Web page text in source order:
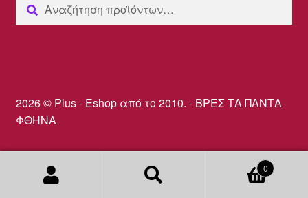
για:
2026 © Plus - Eshop από το 2010. - ΒΡΕΣ ΤΑ ΠΑΝΤΑ
ΦΘΗΝΑ
Αναζήτηση
Αναζήτηση
0